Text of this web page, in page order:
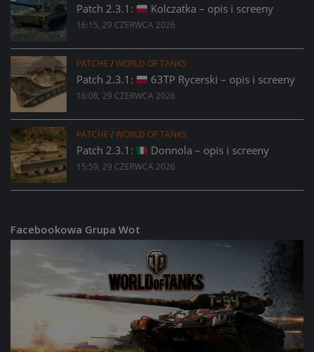
Patch 2.3.1: Kolczatka – opis i screeny
16:15, 29 CZERWCA 2026
PATCHE /WORLD OF TANKS
Patch 2.3.1: 63TP Rycerski – opis i screeny
16:08, 29 CZERWCA 2026
PATCHE /WORLD OF TANKS
Patch 2.3.1: Donnola – opis i screeny
15:59, 29 CZERWCA 2026
Facebookowa Grupa Wot